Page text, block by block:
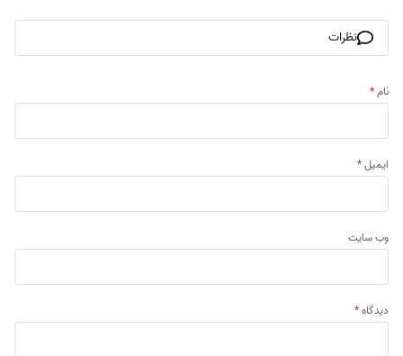
نظرات
نام*
ایمیل*
وب‌ سایت
دیدگاه*